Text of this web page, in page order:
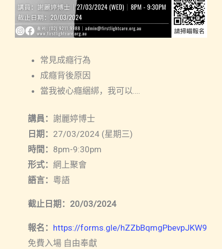
常見成癮行為
成癮背後原因
當我被心癮綑綁，我可以….
講員： 謝麗婷博士
日期： 27/03/2024 (星期三)
時間： 8pm-9:30pm
形式： 網上聚會
語言： 粵語
截止日期：20/03/2024
報名： https://forms.gle/hZZbBqmgPbevpJKW9
免費入場 自由奉獻